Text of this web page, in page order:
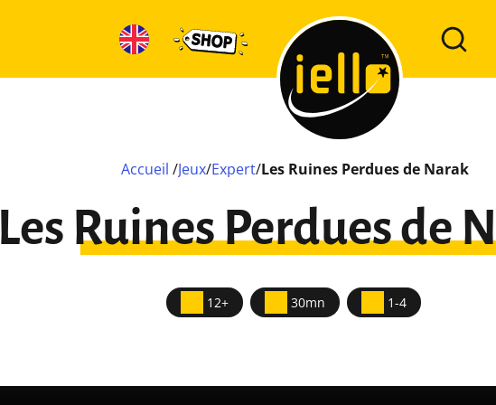
Accueil /Jeux/Expert/Les Ruines Perdues de Narak
Les Ruines Perdues de
12+ 30mn 1-4